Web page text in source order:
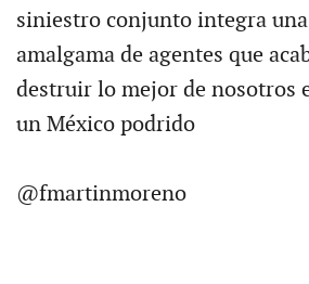
siniestro conjunto integra
amalgama de agentes que
destruir lo mejor de nosotros
un México podrido
@fmartinmoreno